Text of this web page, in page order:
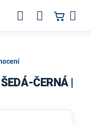
ČERNÁ |